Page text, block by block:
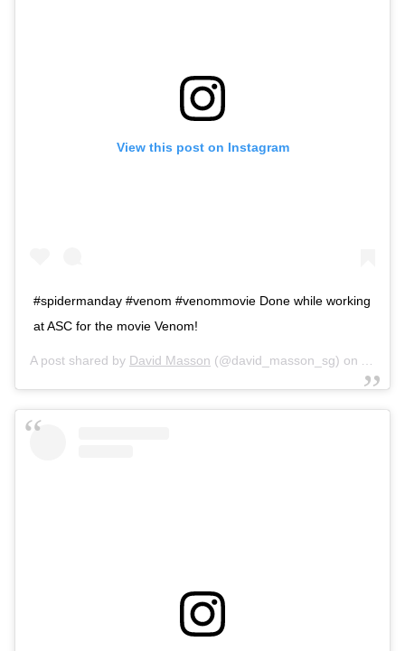
View this post on Instagram
#spidermanday #venom #venommovie Done while working
at ASC for the movie Venom!
A post shared by David Masson (@david_masson_sg) on Aug 2,